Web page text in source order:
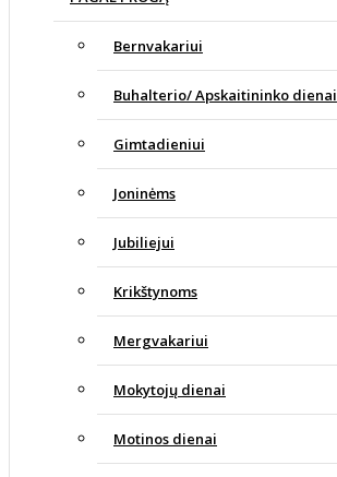
Bernvakariui
Buhalterio/ Apskaitininko dienai
Gimtadieniui
Joninėms
Jubiliejui
Krikštynoms
Mergvakariui
Mokytojų dienai
Motinos dienai